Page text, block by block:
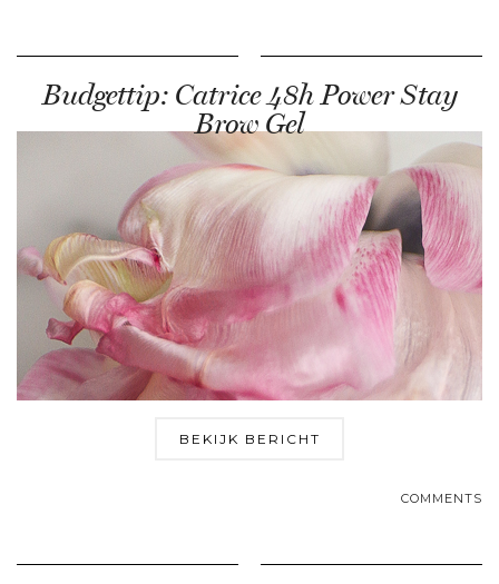
Budgettip: Catrice 48h Power Stay
Brow Gel
BEKIJK BERICHT
COMMENTS